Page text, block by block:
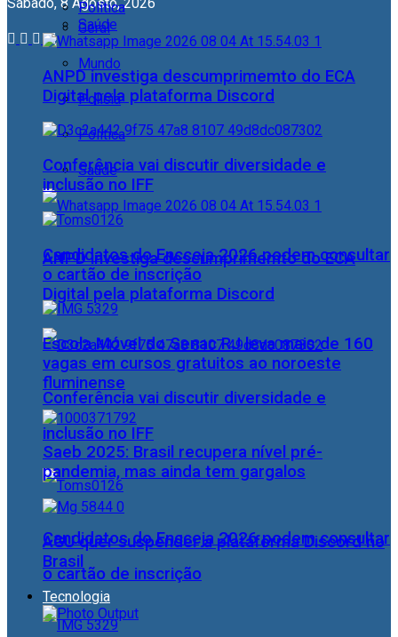
Geral
Mundo
Polícia
Política
Saúde
ANPD investiga descumprimemto do ECA
Digital pela plataforma Discord
Conferência vai discutir diversidade e
inclusão no IFF
Candidatos do Encceja 2026 podem consultar
o cartão de inscrição
Política
Saúde
ANPD investiga descumprimemto do ECA
Digital pela plataforma Discord
Conferência vai discutir diversidade e
inclusão no IFF
Candidatos do Encceja 2026 podem consultar
o cartão de inscrição
Escola Móvel do Senac RJ leva mais de 160
vagas em cursos gratuitos ao noroeste
fluminense
Saeb 2025: Brasil recupera nível pré-
pandemia, mas ainda tem gargalos
AGU quer suspender a plataforma Discord no
Brasil
Tecnologia